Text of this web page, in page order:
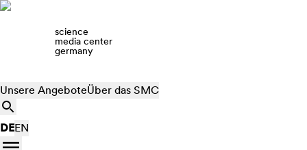
science
media center
germany
Unsere AngeboteÜber das SMC
DEEN